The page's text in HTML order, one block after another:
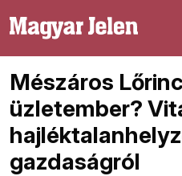
Mészáros
üzletember?
gazdaságról